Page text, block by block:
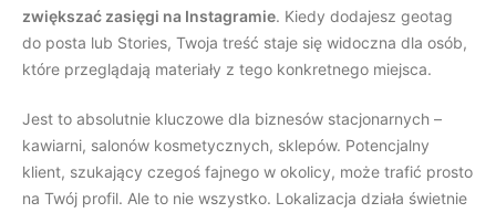
zwiększać zasięgi na Instagramie. Kiedy dodajesz geotag
do posta lub Stories, Twoja treść staje się widoczna dla osób,
które przeglądają materiały z tego konkretnego miejsca.
Jest to absolutnie kluczowe dla biznesów stacjonarnych –
kawiarni, salonów kosmetycznych, sklepów. Potencjalny
klient, szukający czegoś fajnego w okolicy, może trafić prosto
na Twój profil. Ale to nie wszystko. Lokalizacja działa świetnie